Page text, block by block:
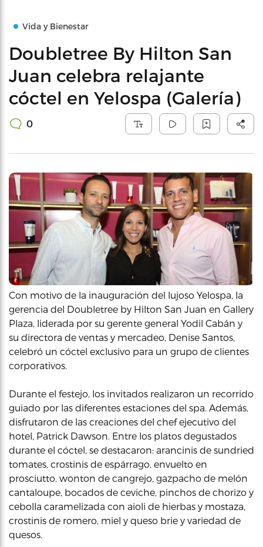
Vida y Bienestar
Doubletree By Hilton San
Juan celebra relajante
cóctel en Yelospa (Galería)
0
Con motivo de la inauguración del lujoso Yelospa, la
gerencia del Doubletree by Hilton San Juan en Gallery
Plaza, liderada por su gerente general Yodil Cabán y
su directora de ventas y mercadeo, Denise Santos,
celebró un cóctel exclusivo para un grupo de clientes
corporativos.
Durante el festejo, los invitados realizaron un recorrido
guiado por las diferentes estaciones del spa. Además,
disfrutaron de las creaciones del chef ejecutivo del
hotel, Patrick Dawson. Entre los platos degustados
durante el cóctel, se destacaron: arancinis de sundried
tomates, crostinis de espárrago, envuelto en
prosciutto, wonton de cangrejo, gazpacho de melón
cantaloupe, bocados de ceviche, pinchos de chorizo y
cebolla caramelizada con aioli de hierbas y mostaza,
crostinis de romero, miel y queso brie y variedad de
quesos.